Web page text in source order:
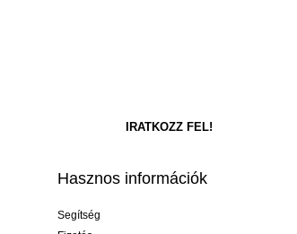
Hasznos információk
Segítség